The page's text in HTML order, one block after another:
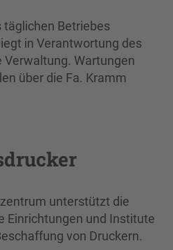
täglichen Betriebes
in Verantwortung des
Verwaltung. Wartungen
über die Fa. Kramm
unterstützt die
Einrichtungen und Institute
von Druckern.